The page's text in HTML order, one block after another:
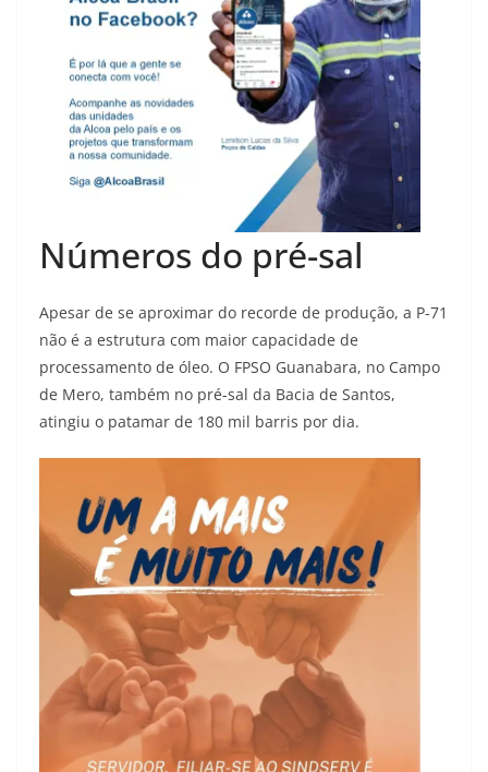
Números do pré-sal
Apesar de se aproximar do recorde de produção, a P-71
não é a estrutura com maior capacidade de
processamento de óleo. O FPSO Guanabara, no Campo
de Mero, também no pré-sal da Bacia de Santos,
atingiu o patamar de 180 mil barris por dia.